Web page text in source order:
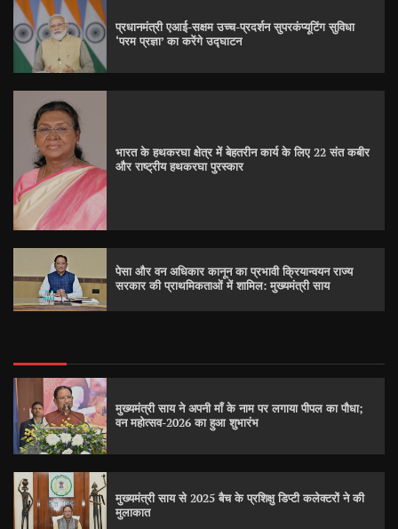
प्रधानमंत्री एआई-सक्षम उच्च-प्रदर्शन सुपरकंप्यूटिंग सुविधा
‘परम प्रज्ञा’ का करेंगे उद्घाटन
भारत के हथकरघा क्षेत्र में बेहतरीन कार्य के लिए 22 संत कबीर
और राष्ट्रीय हथकरघा पुरस्कार
पेसा और वन अधिकार कानून का प्रभावी क्रियान्वयन राज्य
सरकार की प्राथमिकताओं में शामिल: मुख्यमंत्री साय
मुख्यमंत्री साय ने अपनी माँ के नाम पर लगाया पीपल का पौधा;
वन महोत्सव-2026 का हुआ शुभारंभ
मुख्यमंत्री साय से 2025 बैच के प्रशिक्षु डिप्टी कलेक्टरों ने की
मुलाकात